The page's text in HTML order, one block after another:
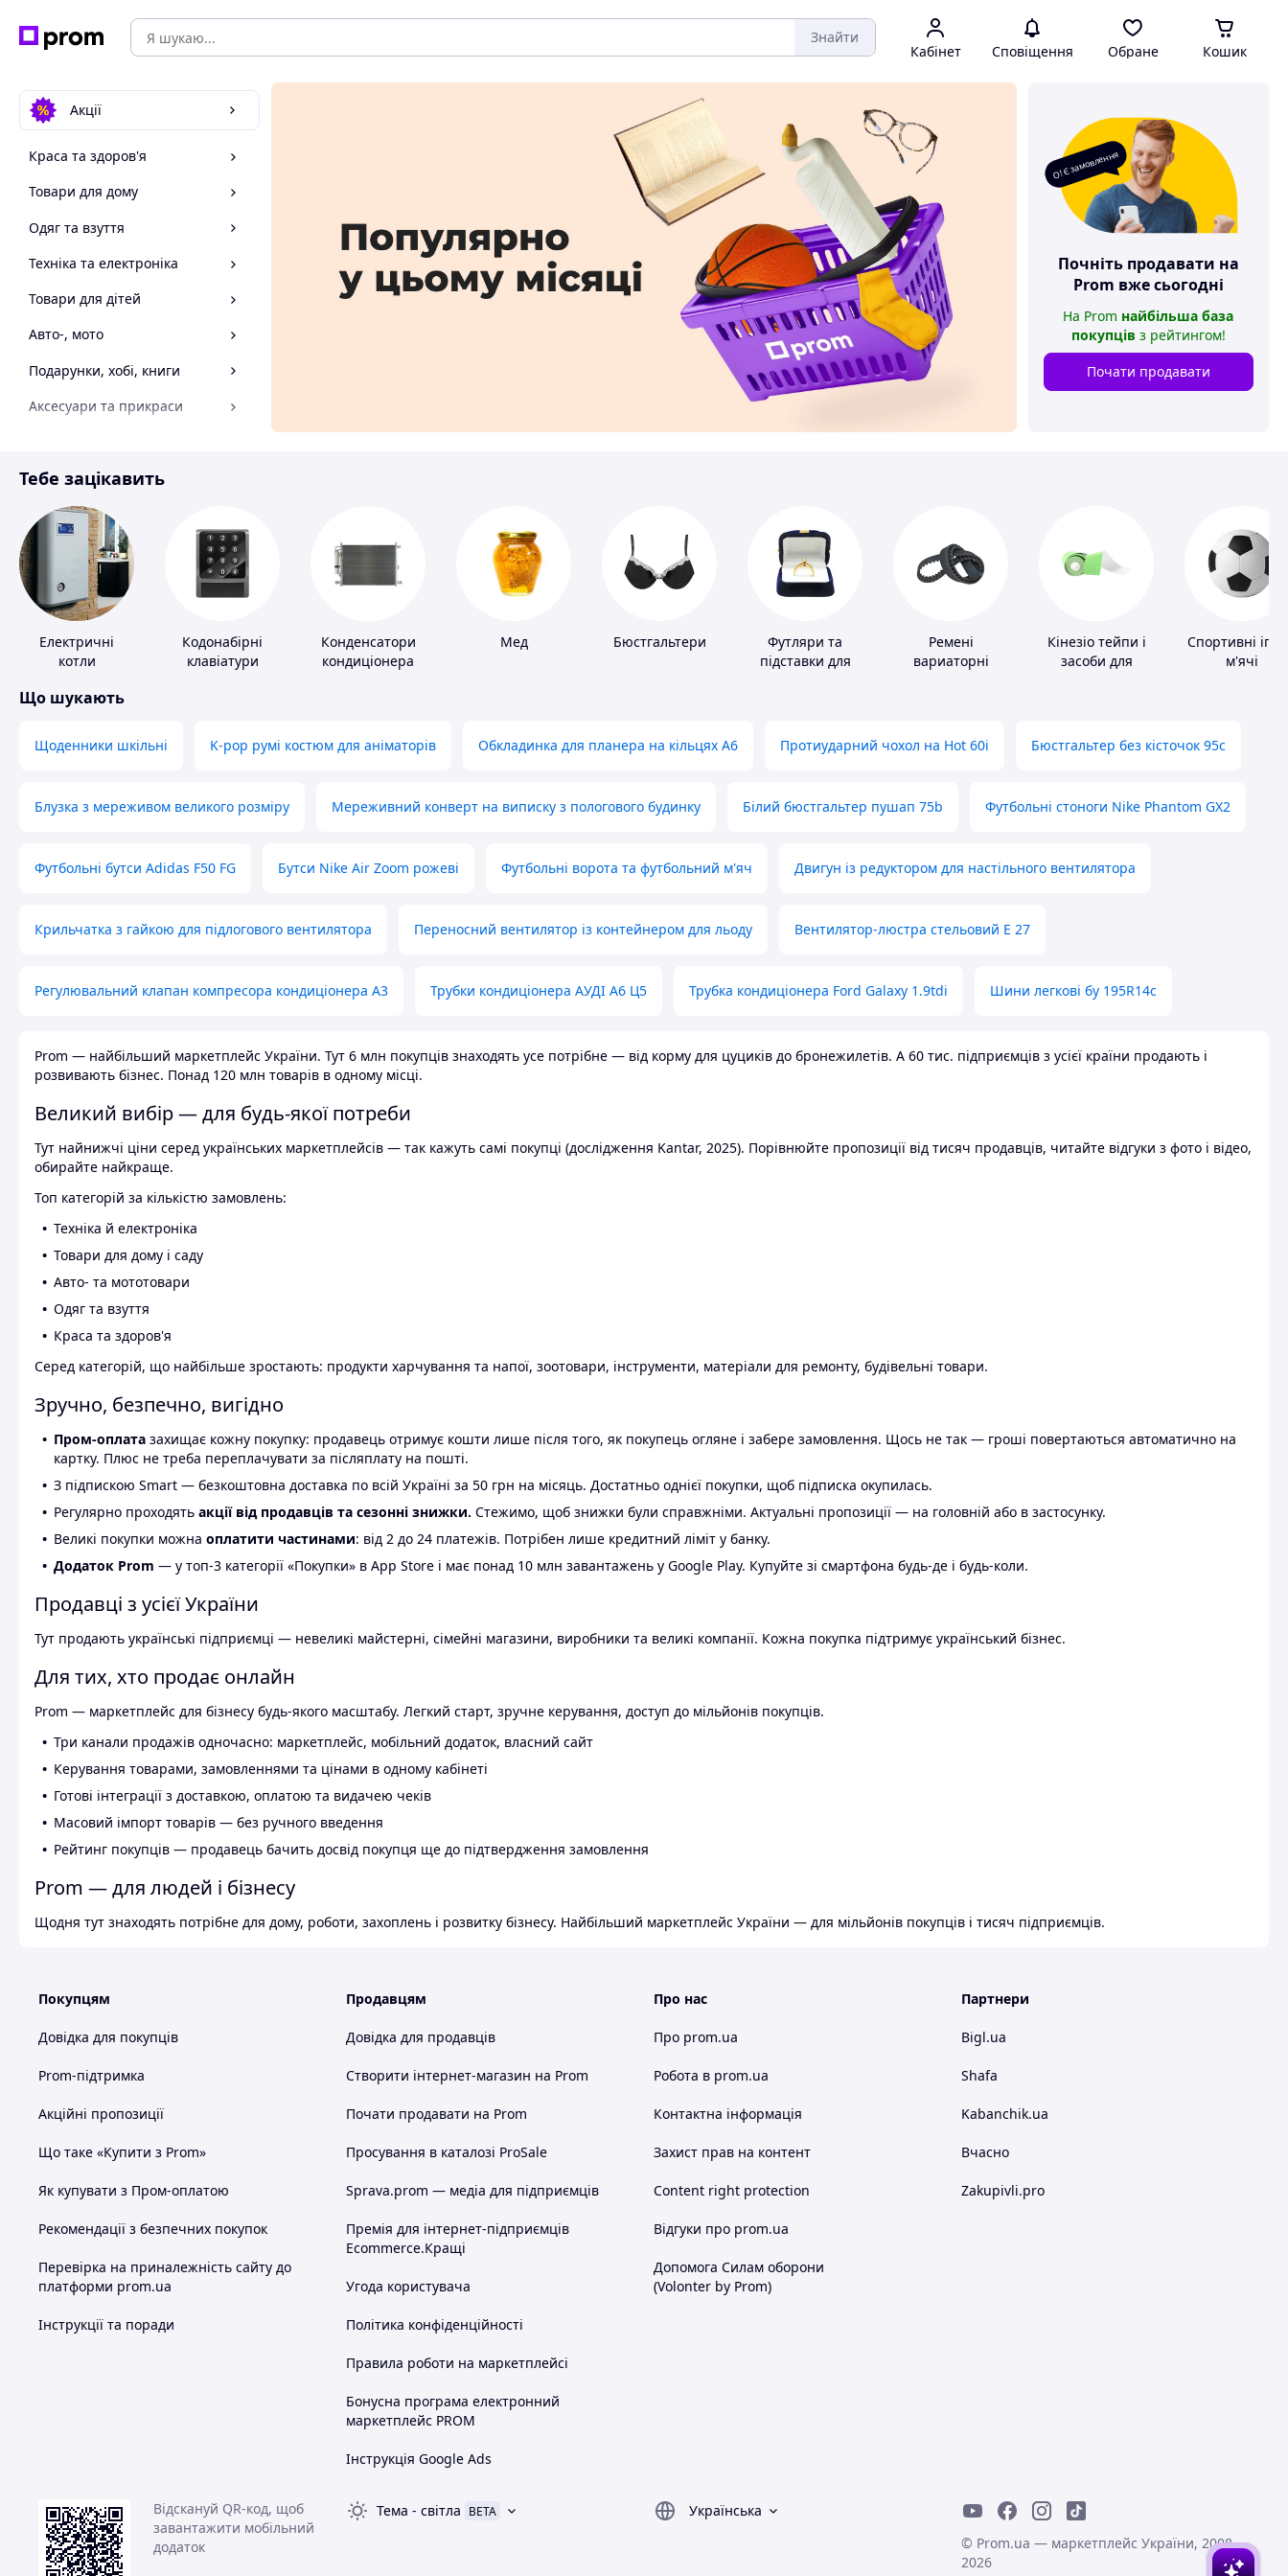
Знайти
Кабінет Сповіщення Обране Кошик
Акції
Краса та здоров'я
Товари для дому
Одяг та взуття
Техніка та електроніка
Товари для дітей
Авто-, мото
Подарунки, хобі, книги
Аксесуари та прикраси
Спорт і відпочинок
О! Є замовлення
Почніть продавати на
Prom вже сьогодні
На Prom найбільша база
покупців з рейтингом!
Почати продавати
Тебе зацікавить
Електричні
котли
Кодонабірні
клавіатури
Конденсатори
кондиціонера
Мед Бюстгальтери
Футляри та
підставки для
Ремені
вариаторні
Кінезіо тейпи і
засоби для
Спортивні
м'ячі
Що шукають
Щоденники шкільні K-pop румі костюм для аніматорів Обкладинка для планера на кільцях А6 Протиударний чохол на Hot 60i Бюстгальтер без кісточок 95с
Блузка з мереживом великого розміру Мереживний конверт на виписку з пологового будинку Білий бюстгальтер пушап 75b Футбольні стоноги Nike Phantom GX2
Футбольні бутси Adidas F50 FG Бутси Nike Air Zoom рожеві Футбольні ворота та футбольний м'яч Двигун із редуктором для настільного вентилятора
Крильчатка з гайкою для підлогового вентилятора Переносний вентилятор із контейнером для льоду Вентилятор-люстра стельовий E 27
Регулювальний клапан компресора кондиціонера А3 Трубки кондиціонера АУДІ А6 Ц5 Трубка кондиціонера Ford Galaxy 1.9tdi Шини легкові бу 195R14c
Prom — найбільший маркетплейс України. Тут 6 млн покупців знаходять усе потрібне — від корму для цуциків до бронежилетів. А 60 тис. підприємців з усієї країни продають і
розвивають бізнес. Понад 120 млн товарів в одному місці.
Великий вибір — для будь-якої потреби
Тут найнижчі ціни серед українських маркетплейсів — так кажуть самі покупці (дослідження Kantar, 2025). Порівнюйте пропозиції від тисяч продавців, читайте відгуки з фото і відео,
обирайте найкраще.
Топ категорій за кількістю замовлень:
Техніка й електроніка
Товари для дому і саду
Авто- та мототовари
Одяг та взуття
Краса та здоров'я
Серед категорій, що найбільше зростають: продукти харчування та напої, зоотовари, інструменти, матеріали для ремонту, будівельні товари.
Зручно, безпечно, вигідно
Пром-оплата захищає кожну покупку: продавець отримує кошти лише після того, як покупець огляне і забере замовлення. Щось не так — гроші повертаються автоматично на
картку. Плюс не треба переплачувати за післяплату на пошті.
З підпискою Smart — безкоштовна доставка по всій Україні за 50 грн на місяць. Достатньо однієї покупки, щоб підписка окупилась.
Регулярно проходять акції від продавців та сезонні знижки. Стежимо, щоб знижки були справжніми. Актуальні пропозиції — на головній або в застосунку.
Великі покупки можна оплатити частинами: від 2 до 24 платежів. Потрібен лише кредитний ліміт у банку.
Додаток Prom — у топ-3 категорії «Покупки» в App Store і має понад 10 млн завантажень у Google Play. Купуйте зі смартфона будь-де і будь-коли.
Продавці з усієї України
Тут продають українські підприємці — невеликі майстерні, сімейні магазини, виробники та великі компанії. Кожна покупка підтримує український бізнес.
Для тих, хто продає онлайн
Prom — маркетплейс для бізнесу будь-якого масштабу. Легкий старт, зручне керування, доступ до мільйонів покупців.
Три канали продажів одночасно: маркетплейс, мобільний додаток, власний сайт
Керування товарами, замовленнями та цінами в одному кабінеті
Готові інтеграції з доставкою, оплатою та видачею чеків
Масовий імпорт товарів — без ручного введення
Рейтинг покупців — продавець бачить досвід покупця ще до підтвердження замовлення
Prom — для людей і бізнесу
Щодня тут знаходять потрібне для дому, роботи, захоплень і розвитку бізнесу. Найбільший маркетплейс України — для мільйонів покупців і тисяч підприємців.
Покупцям
Довідка для покупців
Prom-підтримка
Акційні пропозиції
Що таке «Купити з Prom»
Як купувати з Пром-оплатою
Рекомендації з безпечних покупок
Перевірка на приналежність сайту до
платформи prom.ua
Інструкції та поради
Продавцям
Довідка для продавців
Створити інтернет-магазин на Prom
Почати продавати на Prom
Просування в каталозі ProSale
Sprava.prom — медіа для підприємців
Премія для інтернет-підприємців
Ecommerce.Кращі
Угода користувача
Політика конфіденційності
Правила роботи на маркетплейсі
Бонусна програма електронний
маркетплейс PROM
Інструкція Google Ads
Про нас
Про prom.ua
Робота в prom.ua
Контактна інформація
Захист прав на контент
Content right protection
Відгуки про prom.ua
Допомога Силам оборони
(Volonter by Prom)
Партнери
Bigl.ua
Shafa
Kabanchik.ua
Вчасно
Zakupivli.pro
Відскануй QR-код, щоб
завантажити мобільний
додаток
Тема - світла BETA
Українська
© Prom.ua — маркетплейс України, 2008-
2026